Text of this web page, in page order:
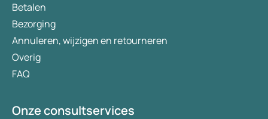
Betalen
Bezorging
Annuleren, wijzigen en retourneren
Overig
FAQ
Onze consultservices